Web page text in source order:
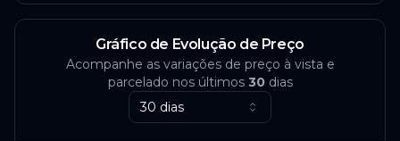
Gráfico de Evolução de Preço
Acompanhe as variações de preço à vista e
parcelado nos últimos 30dias
30 dias